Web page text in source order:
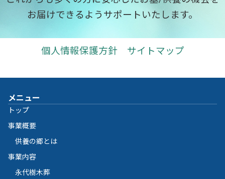
お届けできるようサポートいたします。
個人情報保護方針 サイトマップ
メニュー
トップ
事業概要
供養の郷とは
事業内容
永代樹木葬